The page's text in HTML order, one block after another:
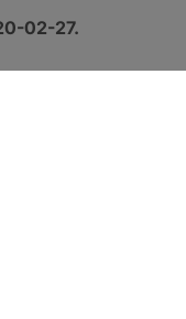
02-27.
fönster.